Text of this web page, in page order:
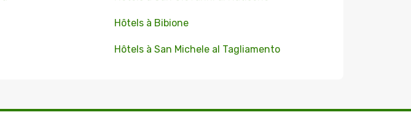
Hôtels à Bibione
Hôtels à San Michele al Tagliamento